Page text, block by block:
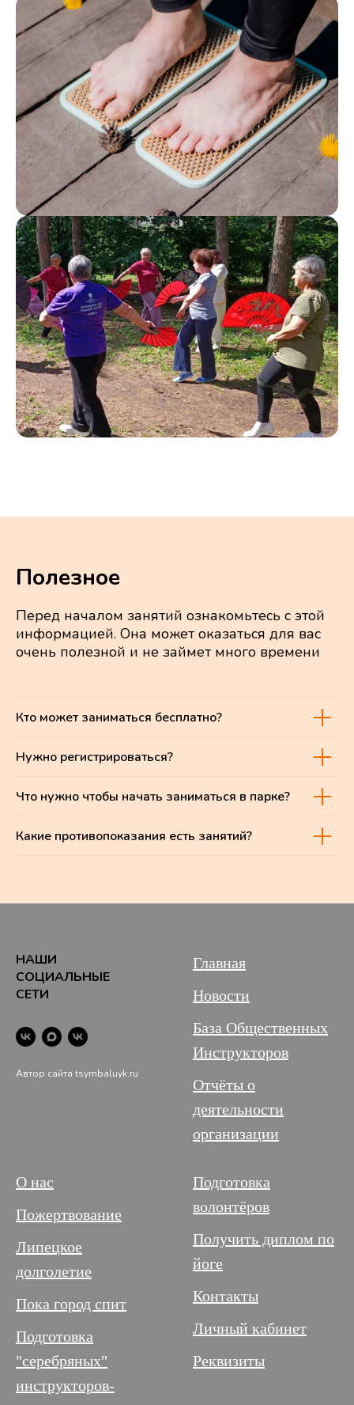
Полезное
Перед началом занятий ознакомьтесь с этой
информацией. Она может оказаться для вас
очень полезной и не займет много времени
Кто может заниматься бесплатно?
Нужно регистрироваться?
Что нужно чтобы начать заниматься в парке?
Какие противопоказания есть занятий?
НАШИ
СОЦИАЛЬНЫЕ
СЕТИ
Автор сайта tsymbaluyk.ru
Главная
Новости
База Общественных
Инструкторов
Отчёты о
деятельности
организации
О нас
Пожертвование
Липецкое
долголетие
Пока город спит
Подготовка
"серебряных"
инструкторов-
Подготовка
волонтёров
Получить диплом по
йоге
Контакты
Личный кабинет
Реквизиты